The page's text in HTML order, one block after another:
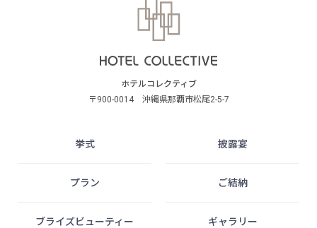
ホテルコレクティブ
〒900-0014 沖縄県那覇市松尾2-5-7
挙式 披露宴
プラン ご結納
ブライズビューティー ギャラリー